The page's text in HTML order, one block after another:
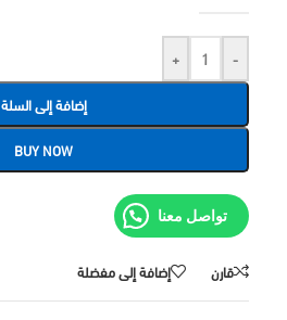
-
+
إضافة إلى السلة
BUY NOW
تواصل معنا
قارن إضافة إلى مفضلة